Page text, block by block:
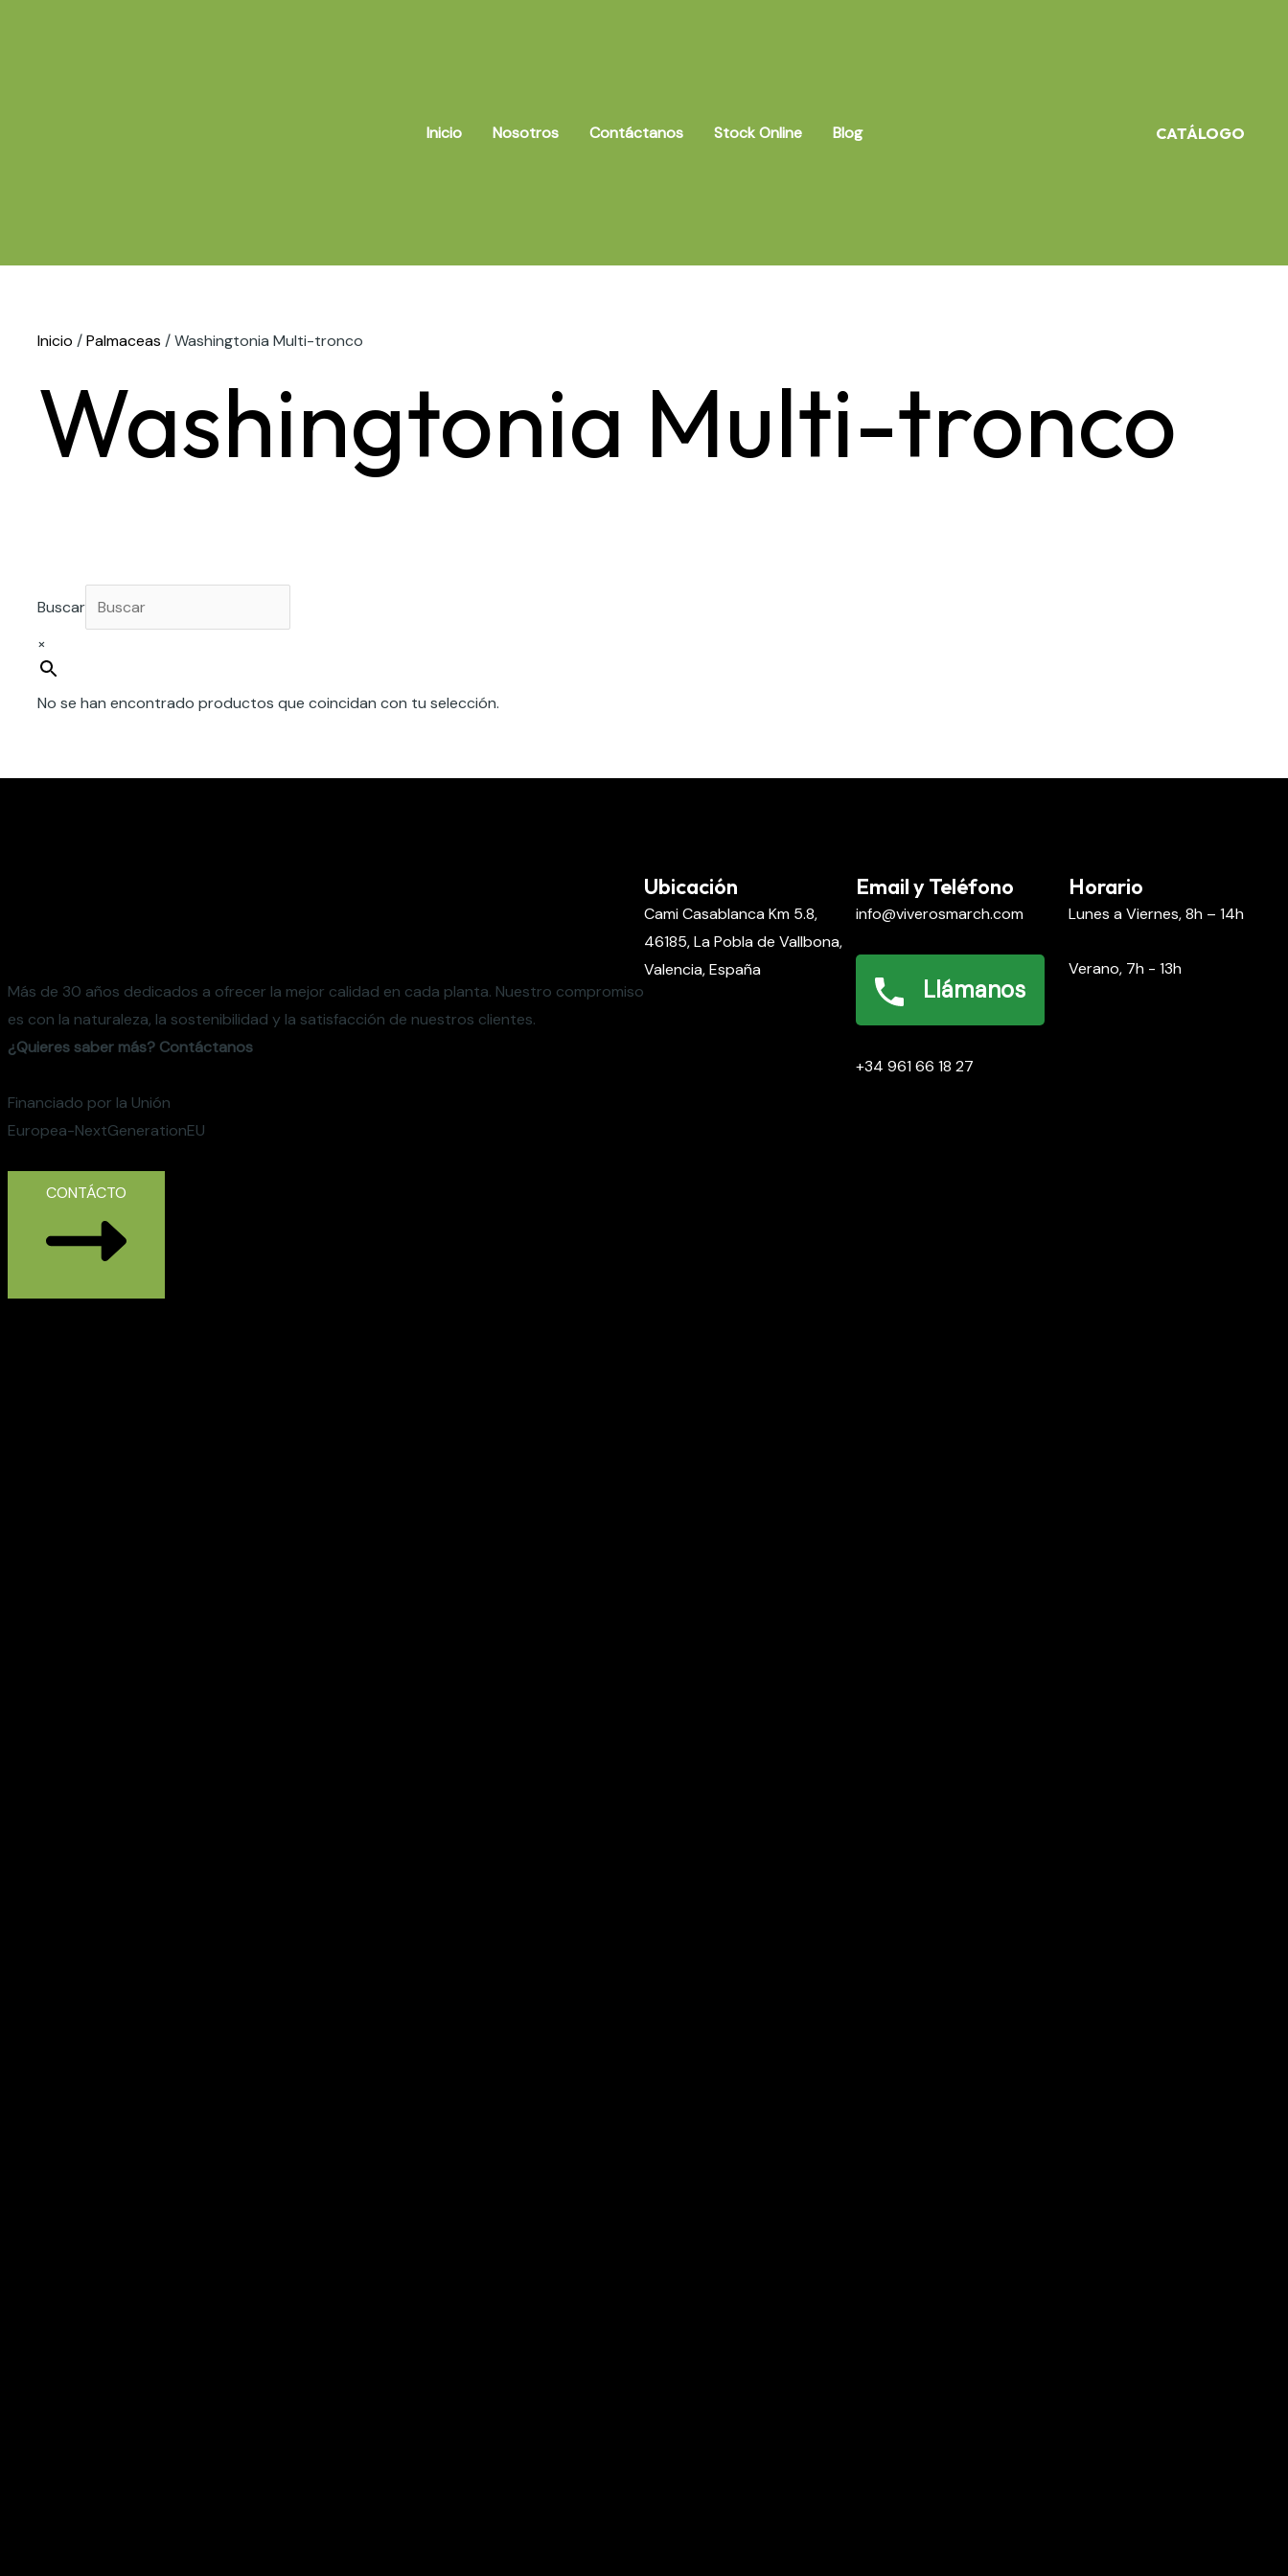
Inicio Nosotros Contáctanos Stock Online Blog CATÁLOGO
Inicio /Palmaceas / Washingtonia Multi-tronco
Washingtonia Multi-tronco
Buscar
×
No se han encontrado productos que coincidan con tu selección.
Más de 30 años dedicados a ofrecer la mejor calidad en cada planta. Nuestro compromiso
es con la naturaleza, la sostenibilidad y la satisfacción de nuestros clientes.
¿Quieres saber más? Contáctanos
Financiado por la Unión
Europea-NextGenerationEU
CONTÁCTO
Ubicación
Cami Casablanca Km 5.8,
46185, La Pobla de Vallbona,
Valencia, España
Email y Teléfono
info@viverosmarch.com
Llámanos
+34 961 66 18 27
Horario
Lunes a Viernes, 8h – 14h
Verano, 7h - 13h